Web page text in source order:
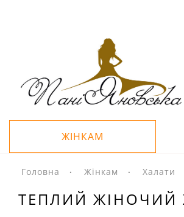
ЖІНКАМ
Головна Жінкам Халати
ТЕПЛИЙ ЖІНОЧИЙ